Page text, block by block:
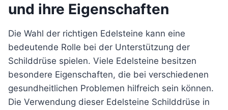
und ihre Eigenschaften
Die Wahl der richtigen Edelsteine kann eine
bedeutende Rolle bei der Unterstützung der
Schilddrüse spielen. Viele Edelsteine besitzen
besondere Eigenschaften, die bei verschiedenen
gesundheitlichen Problemen hilfreich sein können.
Die Verwendung dieser Edelsteine Schilddrüse in